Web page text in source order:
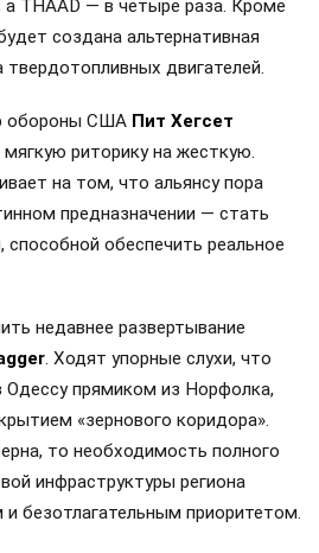
а THAAD — в четыре раза. Кроме
создана альтернативная
двигателей.
обороны США Пит Хегсет
риторику на жесткую.
на том, что альянсу пора
предназначении — стать
обеспечить реальное
недавнее развертывание
. Ходят упорные слухи, что
Одессу прямиком из Норфолка,
«зернового коридора».
то необходимость полного
инфраструктуры региона
безотлагательным приоритетом.